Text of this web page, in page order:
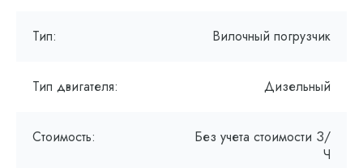
Тип: Вилочный погрузчик
Тип двигателя: Дизельный
Стоимость:
Без учета стоимости З/
Ч